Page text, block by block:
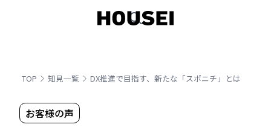
TOP 知見一覧 DX推進で目指す、新たな「スポニチ」とは
お客様の声